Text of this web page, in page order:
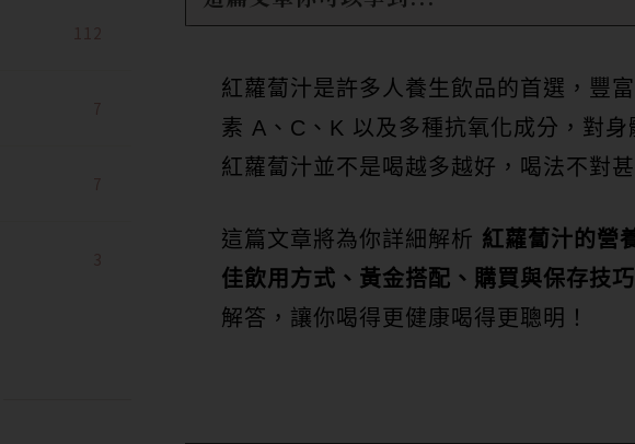
112
7
7
3
紅蘿蔔汁是許多人養生飲品的首選，豐
素 A、C、K 以及多種抗氧化成分，對
紅蘿蔔汁並不是喝越多越好，喝法不對
這篇文章將為你詳細解析 紅蘿蔔汁的營
佳飲用方式、黃金搭配、購買與保存技巧
解答，讓你喝得更健康喝得更聰明！